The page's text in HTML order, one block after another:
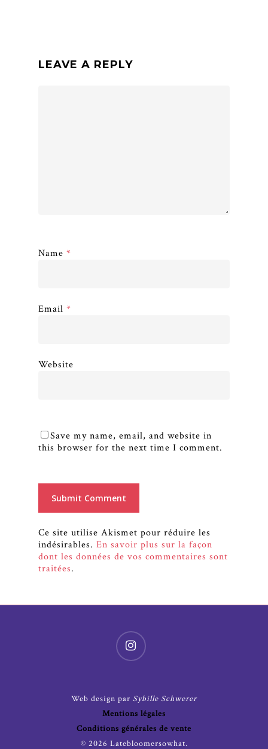
LEAVE A REPLY
Name *
Email *
Website
Save my name, email, and website in
this browser for the next time I comment.
Ce site utilise Akismet pour réduire les
indésirables. En savoir plus sur la façon
dont les données de vos commentaires sont
traitées.
Web design par Sybille Schwerer
Mentions légales
Conditions générales de vente
© 2026 Latebloomersowhat.